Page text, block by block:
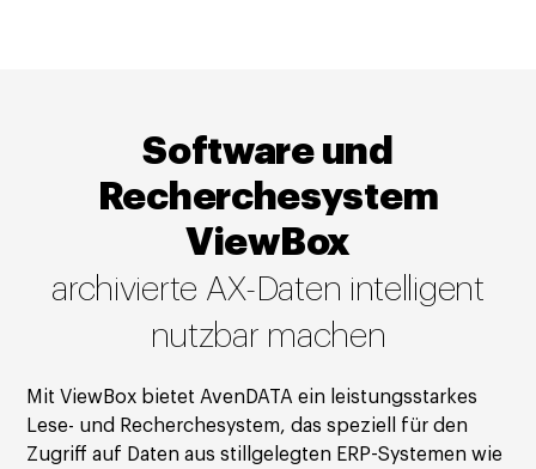
Software und
Recherchesystem
ViewBox
archivierte AX-Daten intelligent
nutzbar machen
Mit ViewBox bietet AvenDATA ein leistungsstarkes
Lese- und Recherchesystem, das speziell für den
Zugriff auf Daten aus stillgelegten ERP-Systemen wie